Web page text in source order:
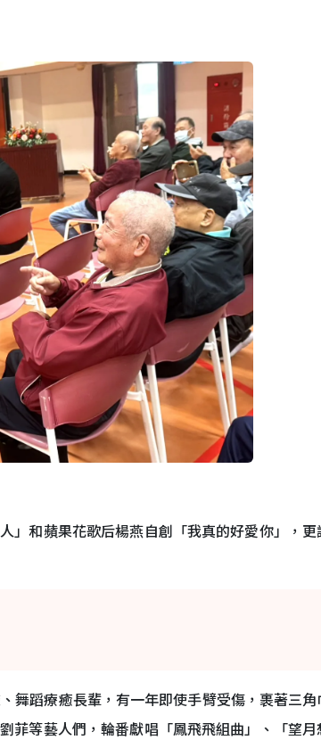
和蘋果花歌后楊燕自創「我真的好愛你」，更
舞蹈療癒長輩，有一年即使手臂受傷，裹著三
菲等藝人們，輪番獻唱「鳳飛飛組曲」、「望